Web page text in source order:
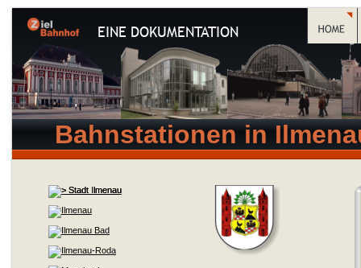
EINE DOKUMENTATION
Bahnstationen in